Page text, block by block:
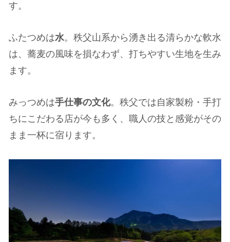
す。
ふたつめは水。秩父山系から湧き出る清らかな軟水
は、蕎麦の風味を損なわず、打ちやすい生地を生み
ます。
みっつめは手仕事の文化。秩父では自家製粉・手打
ちにこだわる店が今も多く、職人の技と感覚がその
まま一杯に宿ります。